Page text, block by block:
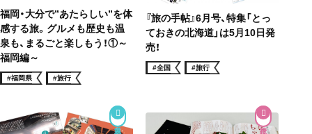
福岡・大分で”あたらしい”を体
感する旅。グルメも歴史も温
泉も、まるごと楽しもう！①～
福岡編～
#福岡県 #旅行
『旅の手帖』6月号、特集「とっ
ておきの北海道」は5月10日発
売！
#全国 #旅行